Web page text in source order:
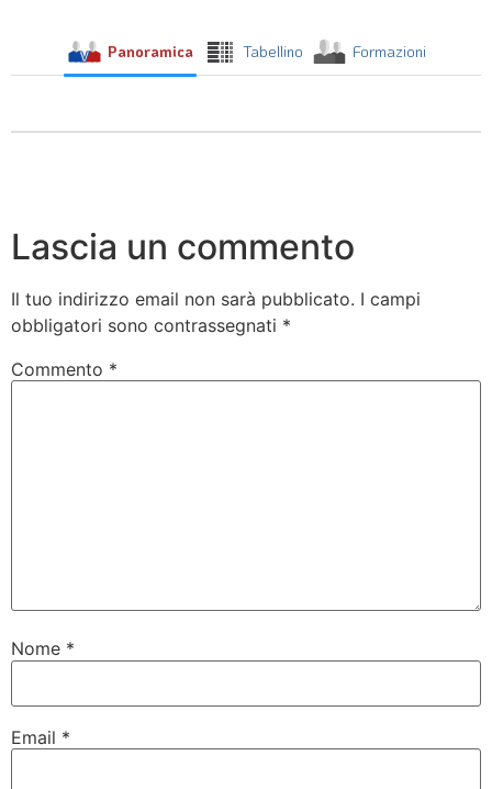
Panoramica Tabellino Formazioni
Lascia un commento
Il tuo indirizzo email non sarà pubblicato. I campi
obbligatori sono contrassegnati *
Commento *
Nome *
Email *